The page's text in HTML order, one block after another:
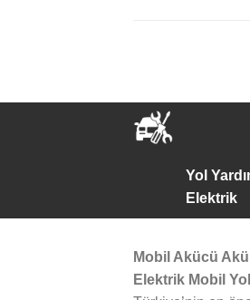
Yol
Elektrik
Mobil Akücü
Elektrik Mobil